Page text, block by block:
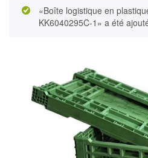
«Boîte logistique en
KK6040295C-1» a été